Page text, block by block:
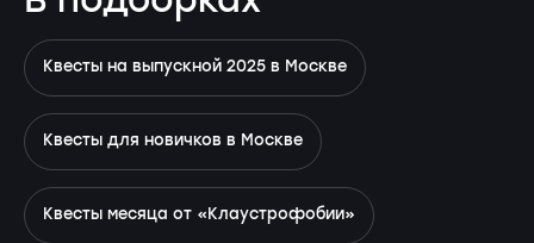
Квесты на выпускной 2025 в Москве
Квесты для новичков в Москве
Квесты месяца от «Клаустрофобии»